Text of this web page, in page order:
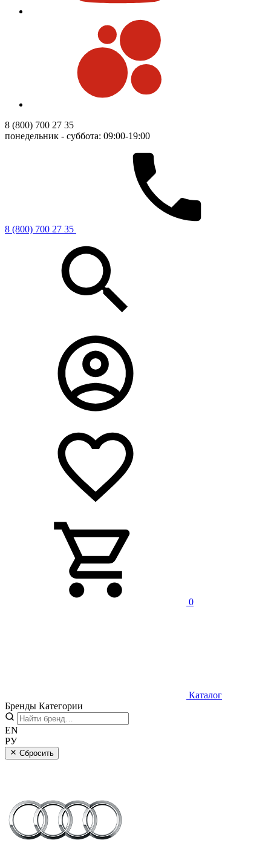
8 (800) 700 27 35
понедельник - суббота: 09:00-19:00
8 (800) 700 27 35
0
Каталог
Бренды Категории
EN
РУ
Сбросить